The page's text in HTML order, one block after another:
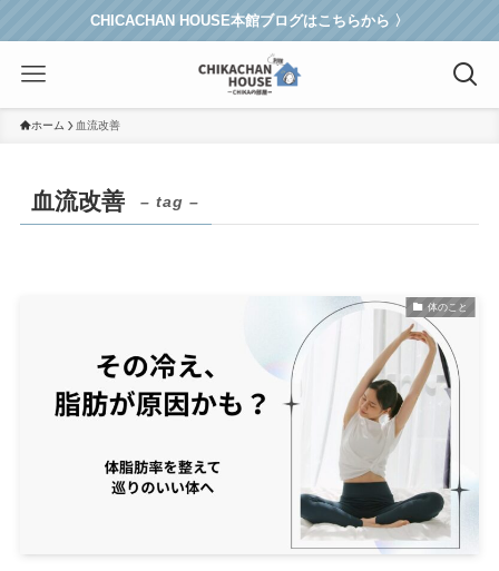
CHICACHAN HOUSE本館ブログはこちらから 〉
ホーム 血流改善
血流改善 – tag –
体のこと